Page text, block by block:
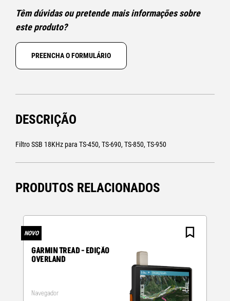
Têm dúvidas ou pretende mais informações sobre
este produto?
PREENCHA O FORMULÁRIO
DESCRIÇÃO
Filtro SSB 18KHz para TS-450, TS-690, TS-850, TS-950
PRODUTOS RELACIONADOS
NOVO
GARMIN TREAD - EDIÇÃO
OVERLAND
Navegador